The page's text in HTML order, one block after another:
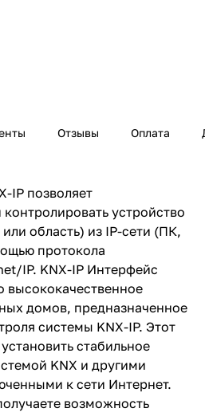
Отзывы Оплата
IP позволяет
устройство
область) из IP-сети (ПК,
протокола
IP. KNX-IP Интерфейс
высококачественное
домов, предназначенное
системы KNX-IP. Этот
стабильное
KNX и другими
к сети Интернет.
возможность